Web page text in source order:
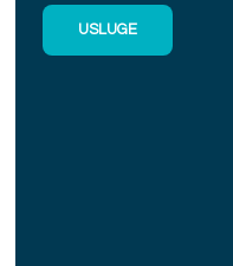
USLUGE